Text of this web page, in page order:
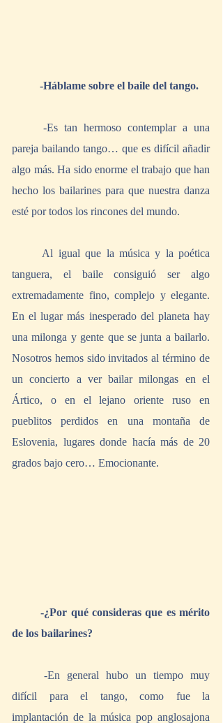
-Háblame sobre el baile del tango.
pareja bailando tango… que es difícil añadir
algo más. Ha sido enorme el trabajo que han
hecho los bailarines para que nuestra danza
esté por todos los rincones del mundo.
tanguera, el baile consiguió ser algo
extremadamente fino, complejo y elegante.
En el lugar más inesperado del planeta hay
una milonga y gente que se junta a bailarlo.
Nosotros hemos sido invitados al término de
un concierto a ver bailar milongas en el
Ártico, o en el lejano oriente ruso en
pueblitos perdidos en una montaña de
Eslovenia, lugares donde hacía más de 20
grados bajo cero… Emocionante.
-¿Por qué consideras que es mérito
de los bailarines?
difícil para el tango, como fue la
implantación de la música pop anglosajona